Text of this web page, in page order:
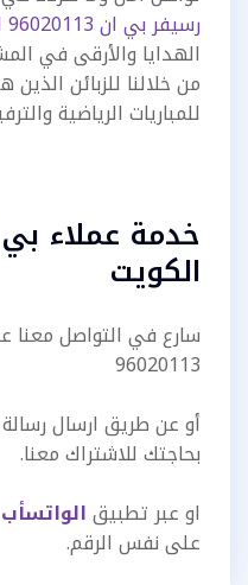
رسيفر بي ان 96020113 الكويت
الهدايا والأرقى في
من خلالنا للزبائن
للمباريات الرياضية
خدمة عملاء
الكويت
سارع في التواصل معنا
96020113
أو عن طريق ارسال
بحاجتك للاشتراك معنا.
او عبر تطبيقالواتسأب
على نفس الرقم.